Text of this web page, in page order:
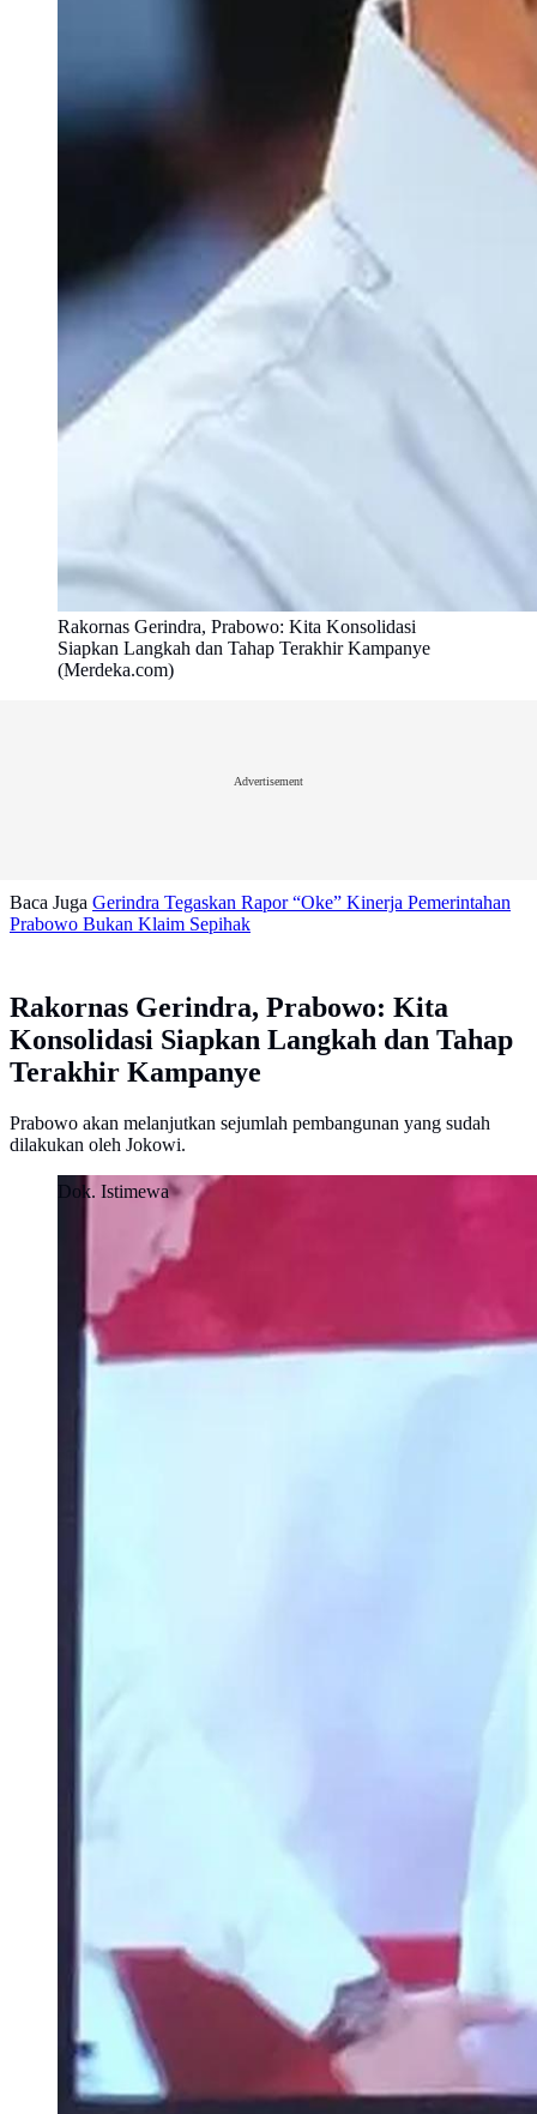
Rakornas Gerindra, Prabowo: Kita Konsolidasi
Siapkan Langkah dan Tahap Terakhir Kampanye
(Merdeka.com)
Advertisement
Baca Juga Gerindra Tegaskan Rapor “Oke” Kinerja Pemerintahan
Prabowo Bukan Klaim Sepihak
Rakornas Gerindra, Prabowo: Kita
Konsolidasi Siapkan Langkah dan Tahap
Terakhir Kampanye
Prabowo akan melanjutkan sejumlah pembangunan yang sudah
dilakukan oleh Jokowi.
Dok. Istimewa